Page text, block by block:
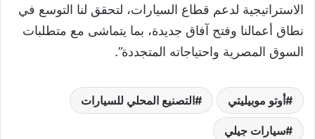
الاستراتيجية لدعم قطاع السيارات، لتحقق لنا التوسع في
نطاق أعمالنا وفتح آفاق جديدة، بما يتماشى مع متطلبات
السوق المصرية واحتياجاته المتجددة”.
أوتو موبيليتي التصنيع المحلي للسيارات
سيارات جيلي